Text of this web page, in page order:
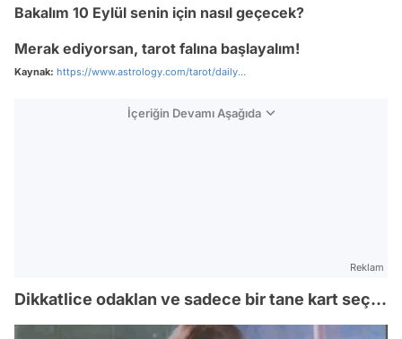
Bakalım 10 Eylül senin için nasıl geçecek?
Merak ediyorsan, tarot falına başlayalım!
Kaynak: https://www.astrology.com/tarot/daily...
İçeriğin Devamı Aşağıda
Reklam
Dikkatlice odaklan ve sadece bir tane kart seç...